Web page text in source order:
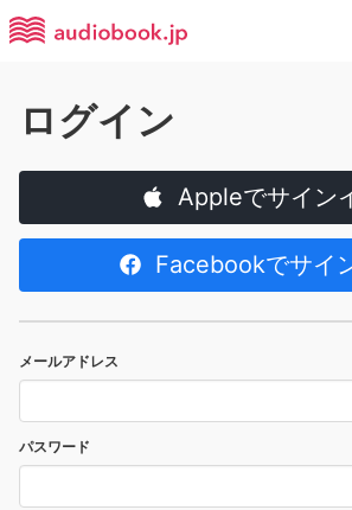
ログイン
Appleでサイン
Facebookでサイ
メールアドレス
パスワード